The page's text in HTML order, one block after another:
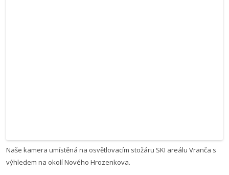
Naše kamera umístěná na osvětlovacím stožáru SKI areálu Vranča s
výhledem na okolí Nového Hrozenkova.